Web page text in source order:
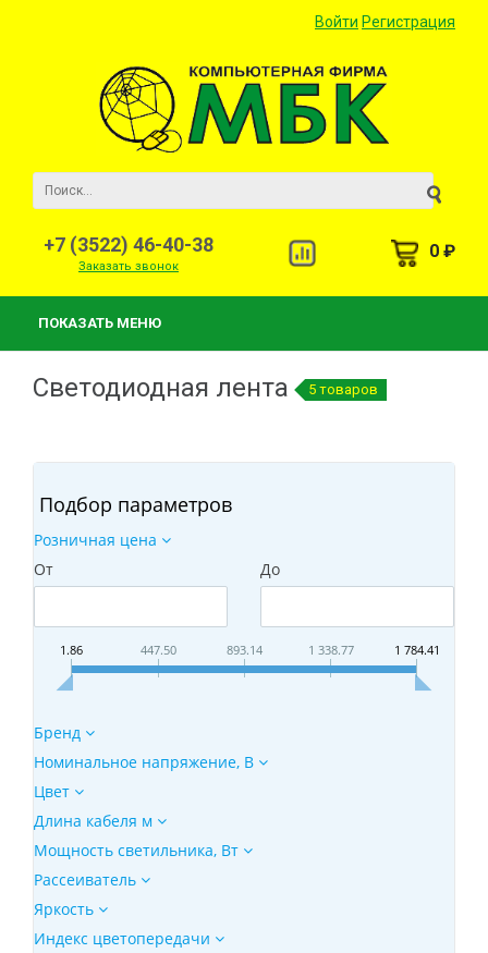
Войти Регистрация
+7 (3522) 46-40-38
Заказать звонок
0 ₽
ПОКАЗАТЬ МЕНЮ
Светодиодная лента 5 товаров
Подбор параметров
Розничная цена
От
До
1.86 447.50 893.14 1 338.77 1 784.41
Бренд
Номинальное напряжение, В
Цвет
Длина кабеля м
Мощность светильника, Вт
Рассеиватель
Яркость
Индекс цветопередачи